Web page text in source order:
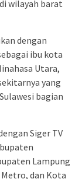
wilayah barat
dengan
ibu kota
Utara,
yang
bagian
Siger TV
Lampung
dan Kota